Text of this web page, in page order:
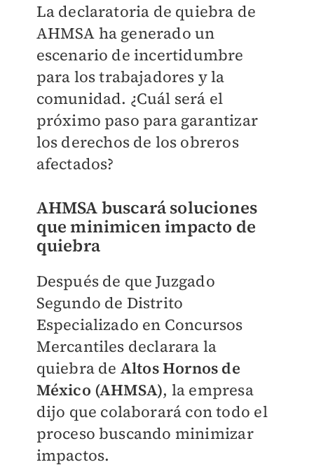
La declaratoria de quiebra de
AHMSA ha generado un
escenario de incertidumbre
para los trabajadores y la
comunidad. ¿Cuál será el
próximo paso para garantizar
los derechos de los obreros
afectados?
AHMSA buscará soluciones
que minimicen impacto de
quiebra
Después de que Juzgado
Segundo de Distrito
Especializado en Concursos
Mercantiles declarara la
quiebra de Altos Hornos de
México (AHMSA), la empresa
dijo que colaborará con todo el
proceso buscando minimizar
impactos.